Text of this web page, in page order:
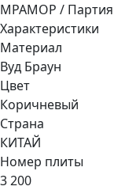
МРАМОР / Партия
Характеристики
Материал
Вуд Браун
Цвет
Коричневый
Страна
КИТАЙ
Номер плиты
3 200